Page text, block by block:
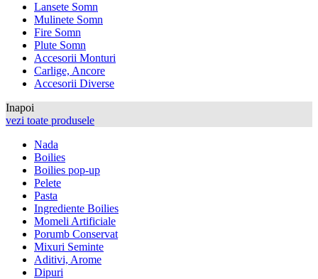
Lansete Somn
Mulinete Somn
Fire Somn
Plute Somn
Accesorii Monturi
Carlige, Ancore
Accesorii Diverse
Inapoi
vezi toate produsele
Nada
Boilies
Boilies pop-up
Pelete
Pasta
Ingrediente Boilies
Momeli Artificiale
Porumb Conservat
Mixuri Seminte
Aditivi, Arome
Dipuri